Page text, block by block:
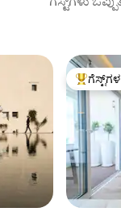
ಗೆಸ್ಟ್‌ಗಳಿಗೆ